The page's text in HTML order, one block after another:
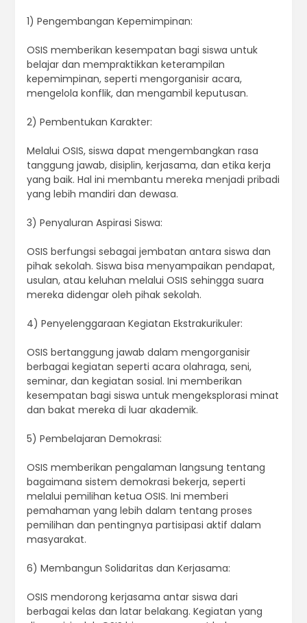
1) Pengembangan Kepemimpinan:
OSIS memberikan kesempatan bagi siswa untuk
belajar dan mempraktikkan keterampilan
kepemimpinan, seperti mengorganisir acara,
mengelola konflik, dan mengambil keputusan.
2) Pembentukan Karakter:
Melalui OSIS, siswa dapat mengembangkan rasa
tanggung jawab, disiplin, kerjasama, dan etika kerja
yang baik. Hal ini membantu mereka menjadi pribadi
yang lebih mandiri dan dewasa.
3) Penyaluran Aspirasi Siswa:
OSIS berfungsi sebagai jembatan antara siswa dan
pihak sekolah. Siswa bisa menyampaikan pendapat,
usulan, atau keluhan melalui OSIS sehingga suara
mereka didengar oleh pihak sekolah.
4) Penyelenggaraan Kegiatan Ekstrakurikuler:
OSIS bertanggung jawab dalam mengorganisir
berbagai kegiatan seperti acara olahraga, seni,
seminar, dan kegiatan sosial. Ini memberikan
kesempatan bagi siswa untuk mengeksplorasi minat
dan bakat mereka di luar akademik.
5) Pembelajaran Demokrasi:
OSIS memberikan pengalaman langsung tentang
bagaimana sistem demokrasi bekerja, seperti
melalui pemilihan ketua OSIS. Ini memberi
pemahaman yang lebih dalam tentang proses
pemilihan dan pentingnya partisipasi aktif dalam
masyarakat.
6) Membangun Solidaritas dan Kerjasama:
OSIS mendorong kerjasama antar siswa dari
berbagai kelas dan latar belakang. Kegiatan yang